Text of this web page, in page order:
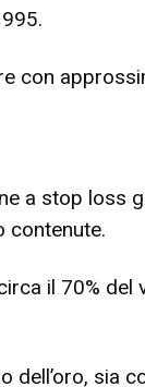
con
a stop loss
contenute.
il 70% del
dell’oro, sia